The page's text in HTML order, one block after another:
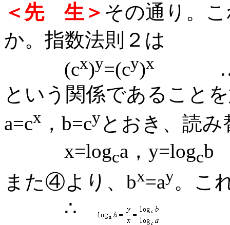
＜先 生＞ その通り。
か。指数法則２は
(cx)y=(cy)x
という関係であること
a=cx ，b=cyとおき、読
x=logca，y=logcb
また④より、bx=ay。こ
∴